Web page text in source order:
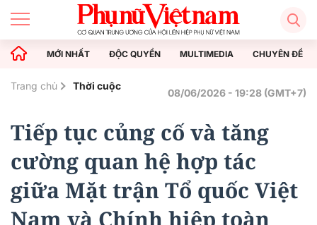
MỚI NHẤT ĐỘC QUYỀN MULTIMEDIA CHUYÊN ĐỀ
Trang chủ Thời cuộc
08/06/2026 - 19:28 (GMT+7)
Tiếp tục củng cố và tăng
cường quan hệ hợp tác
giữa Mặt trận Tổ quốc Việt
Nam và Chính hiệp toàn